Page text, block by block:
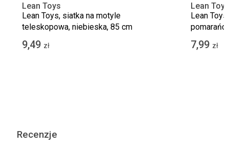
Lean Toys
Lean Toys, siatka na motyle
teleskopowa, niebieska, 85 cm
9,49 zł
Lean Toys
Lean
7,99 zł
Recenzje